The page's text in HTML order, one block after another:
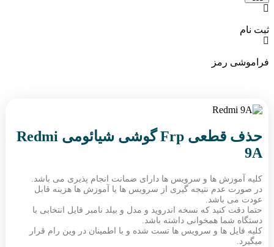
ثبت نام
فراموشی رمز
حذف قطعی Frp گوشی شیائومی Redmi
9A
کلیه آموزش ها و سرویس ها دارای ضمانت انجام پذیری می باشد.
در صورت عدم نتیجه گیری از سرویس ها یا آموزش ها هزینه قابل
عودت می باشد.
حتما دقت کنید که نسخه اندروید و مدل و بیلد نامبر فایل انتخابی با
دستگاه شما همخوانی داشته باشد.
کلیه فایل ها و سرویس ها تست شده و با اطمینان در وین رام قرار
میگیرد.